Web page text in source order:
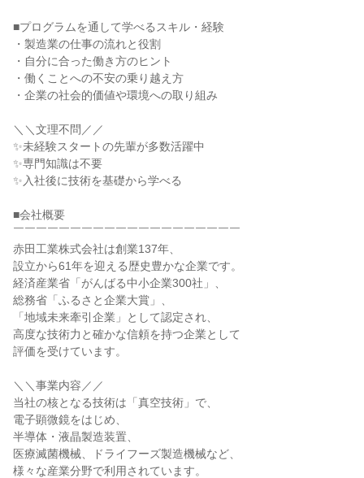
■プログラムを通して学べるスキル・経験
・製造業の仕事の流れと役割
・自分に合った働き方のヒント
・働くことへの不安の乗り越え方
・企業の社会的価値や環境への取り組み
＼＼文理不問／／
✨未経験スタートの先輩が多数活躍中
✨専門知識は不要
✨入社後に技術を基礎から学べる
■会社概要
￣￣￣￣￣￣￣￣￣￣￣￣￣￣￣￣￣￣￣￣
赤田工業株式会社は創業137年、
設立から61年を迎える歴史豊かな企業です。
経済産業省「がんばる中小企業300社」、
総務省「ふるさと企業大賞」、
「地域未来牽引企業」として認定され、
高度な技術力と確かな信頼を持つ企業として
評価を受けています。
＼＼事業内容／／
当社の核となる技術は「真空技術」で、
電子顕微鏡をはじめ、
半導体・液晶製造装置、
医療滅菌機械、ドライフーズ製造機械など、
様々な産業分野で利用されています。